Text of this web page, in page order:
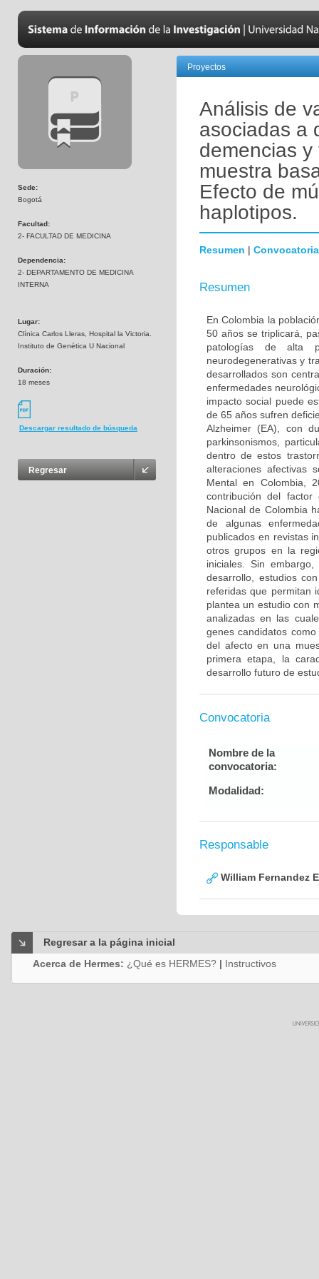
Sede:
Bogotá
Facultad:
2- FACULTAD DE MEDICINA
Dependencia:
2- DEPARTAMENTO DE MEDICINA
INTERNA
Lugar:
Clínica Carlos Lleras, Hospital la Victoria.
Instituto de Genética U Nacional
Duración:
18 meses
Descargar resultado de búsqueda
Regresar
Proyectos
Análisis de
asociadas a
demencias
muestra
Efecto de
haplotipos.
Resumen | Convocatoria
Resumen
En Colombia la
50 años se triplicará,
patologías de alta
neurodegenerativas y
desarrollados son
enfermedades
impacto social puede
de 65 años sufren
Alzheimer (EA), con
parkinsonismos,
dentro de estos
alteraciones afectivas
Mental en Colombia,
contribución del
Nacional de Colombia
de algunas
publicados en revistas
otros grupos en la
iniciales. Sin
desarrollo, estudios
referidas que permitan
plantea un estudio con
analizadas en las
genes candidatos
del afecto en una
primera etapa, la
desarrollo futuro de
Convocatoria
Nombre de la
convocatoria:
Modalidad:
Responsable
William Fernandez
Regresar a la página inicial
Acerca de Hermes: ¿Qué es HERMES? | Instructivos